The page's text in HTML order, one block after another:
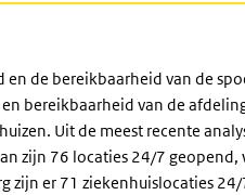
de bereikbaarheid van de
bereikbaarheid van de
Uit de meest recente
zijn 76 locaties 24/7 geopend,
zijn er 71 ziekenhuislocaties